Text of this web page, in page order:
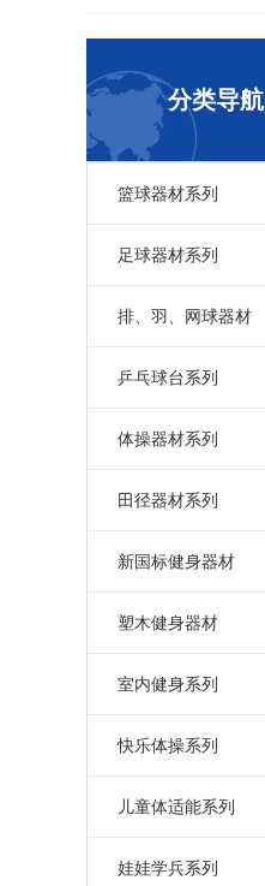
分类导航
篮球器材系列
足球器材系列
排、羽、网球器材
乒乓球台系列
体操器材系列
田径器材系列
新国标健身器材
塑木健身器材
室内健身系列
快乐体操系列
儿童体适能系列
娃娃学兵系列